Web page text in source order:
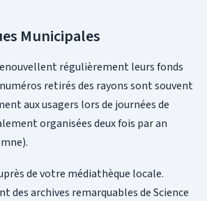
Municipales
régulièrement leurs fonds
retirés des rayons sont souvent
aux usagers lors de journées de
organisées deux fois par an
de votre médiathèque locale.
des archives remarquables de Science